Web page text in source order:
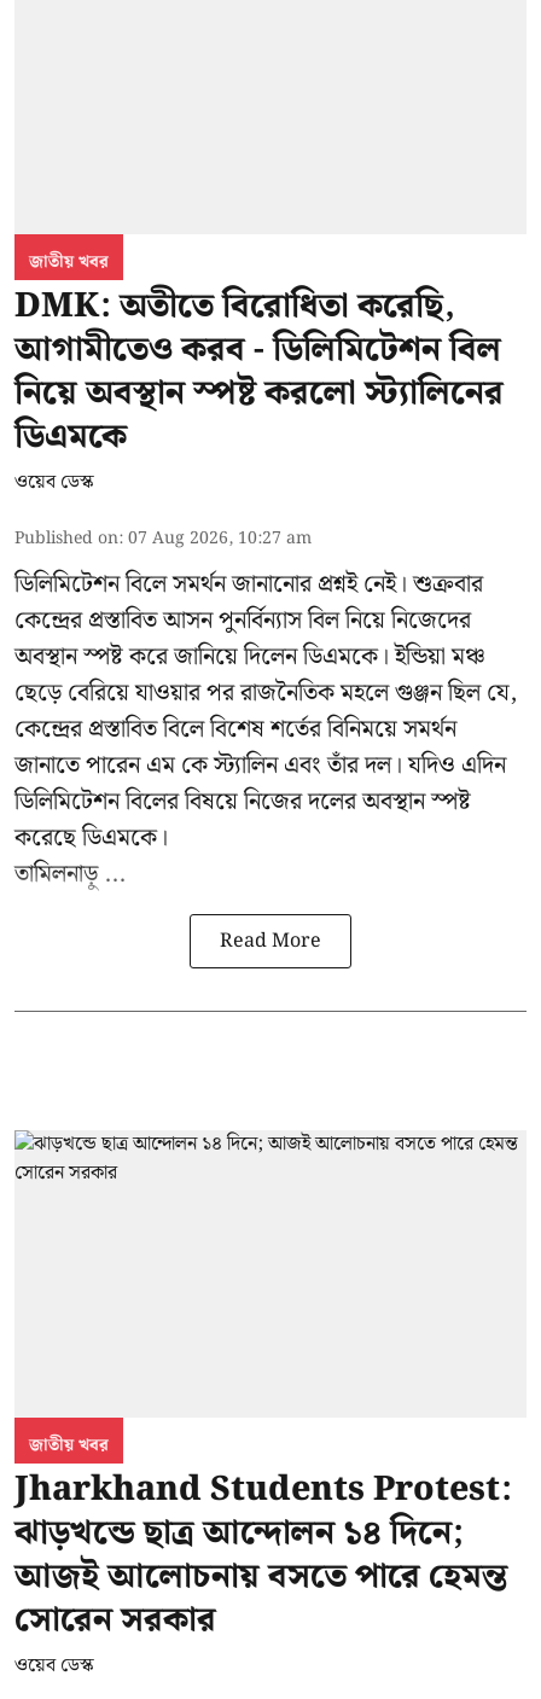
জাতীয় খবর
DMK: অতীতে বিরোধিতা করেছি,
আগামীতেও করব - ডিলিমিটেশন বিল
নিয়ে অবস্থান স্পষ্ট করলো স্ট্যালিনের
ডিএমকে
ওয়েব ডেস্ক
Published on:07 Aug 2026, 10:27 am
ডিলিমিটেশন বিলে সমর্থন জানানোর প্রশ্নই নেই। শুক্রবার
কেন্দ্রের প্রস্তাবিত আসন পুনর্বিন্যাস বিল নিয়ে নিজেদের
অবস্থান স্পষ্ট করে জানিয়ে দিলেন ডিএমকে। ইন্ডিয়া মঞ্চ
ছেড়ে বেরিয়ে যাওয়ার পর রাজনৈতিক মহলে গুঞ্জন ছিল যে,
কেন্দ্রের প্রস্তাবিত বিলে বিশেষ শর্তের বিনিময়ে সমর্থন
জানাতে পারেন এম কে স্ট্যালিন এবং তাঁর দল। যদিও এদিন
ডিলিমিটেশন বিলের বিষয়ে নিজের দলের অবস্থান স্পষ্ট
করেছে ডিএমকে।
তামিলনাড়ু ...
Read More
জাতীয় খবর
Jharkhand Students Protest:
ঝাড়খন্ডে ছাত্র আন্দোলন ১৪ দিনে;
আজই আলোচনায় বসতে পারে হেমন্ত
সোরেন সরকার
ওয়েব ডেস্ক